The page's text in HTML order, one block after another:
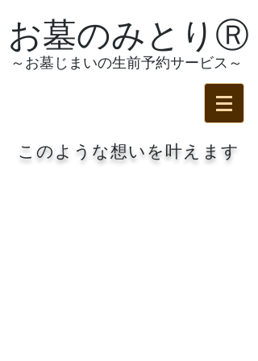
お墓のみとりⓇ
～お墓じまいの生前予約サービス～
このような想いを叶えます